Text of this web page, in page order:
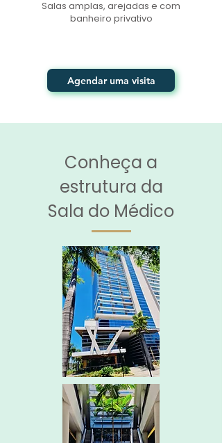
Salas amplas, arejadas e com
banheiro privativo
Agendar uma visita
Conheça a
estrutura da
Sala do Médico